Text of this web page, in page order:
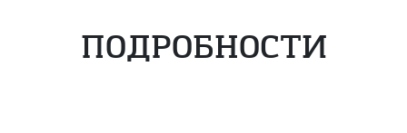
ПОДРОБНОСТИ